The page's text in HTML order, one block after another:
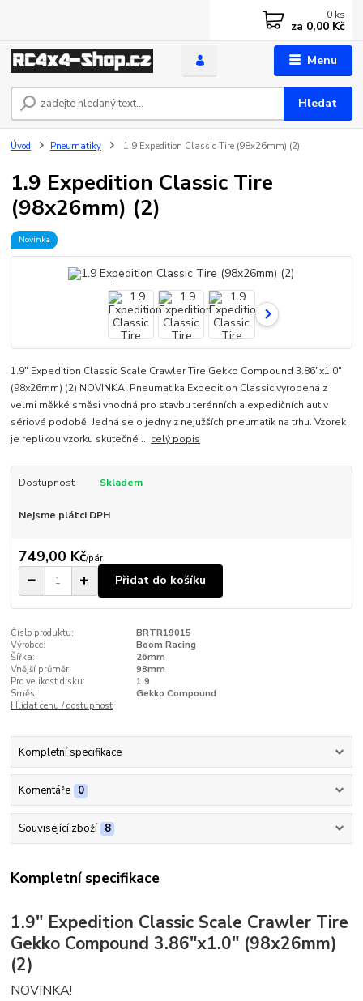
Menu
Hledat
0 ks
za 0,00 Kč
Úvod Pneumatiky 1.9 Expedition Classic Tire (98x26mm) (2)
1.9 Expedition Classic Tire
(98x26mm) (2)
Novinka
1.9" Expedition Classic Scale Crawler Tire Gekko Compound 3.86"x1.0"
(98x26mm) (2) NOVINKA! Pneumatika Expedition Classic vyrobená z
velmi měkké směsi vhodná pro stavbu terénních a expedičních aut v
sériové podobě. Jedná se o jedny z nejužších pneumatik na trhu. Vzorek
je replikou vzorku skutečné ... celý popis
Dostupnost Skladem
Nejsme plátci DPH
749,00 Kč/pár
Přidat do košíku
Číslo produktu:
BRTR19015
Výrobce:
Boom Racing
Šířka:
26mm
Vnější průměr:
98mm
Pro velikost disku:
1.9
Směs:
Gekko Compound
Hlídat cenu / dostupnost
Kompletní specifikace
Komentáře 0
Související zboží 8
Kompletní specifikace
1.9" Expedition Classic Scale Crawler Tire
Gekko Compound 3.86"x1.0" (98x26mm)
(2)
NOVINKA!